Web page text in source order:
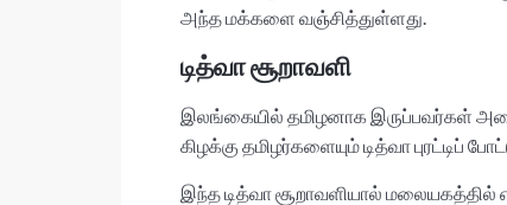
அந்த மக்களை வஞ்சித்துள்ளது.
டித்வா சூறாவளி
இலங்கையில் தமிழனாக இருப்பவர்கள்
கிழக்கு தமிழர்களையும் டித்வா புரட்டிப்
இந்த டித்வா சூறாவளியால் மலையகத்தில்